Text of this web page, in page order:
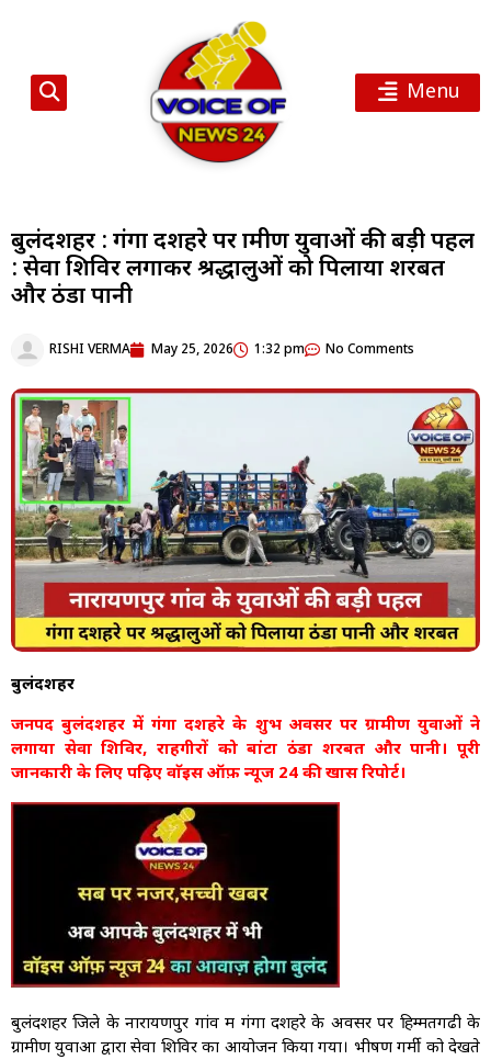
Menu
बुलंदशहर : गंगा दशहरे पर ग्रामीण युवाओं की बड़ी पहल
: सेवा शिविर लगाकर श्रद्धालुओं को पिलाया शरबत
और ठंडा पानी
RISHI VERMA May 25, 2026 1:32 pm No Comments
बुलंदशहर
जनपद बुलंदशहर में गंगा दशहरे के शुभ अवसर पर ग्रामीण युवाओं ने
लगाया सेवा शिविर, राहगीरों को बांटा ठंडा शरबत और पानी। पूरी
जानकारी के लिए पढ़िए वाॅइस ऑफ़ न्यूज 24 की खास रिपोर्ट।
बुलंदशहर जिले के नारायणपुर गांव में गंगा दशहरे के अवसर पर हिम्मतगढी के
ग्रामीण युवाओं द्वारा सेवा शिविर का आयोजन किया गया। भीषण गर्मी को देखते